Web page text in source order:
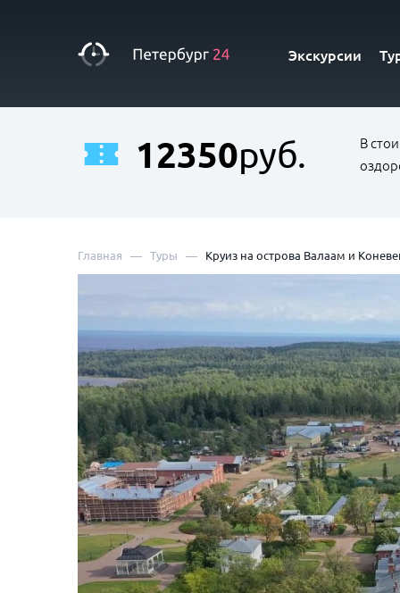
Экскурсии
12350руб.
В
Главная — Туры — Круиз на острова Валаам и